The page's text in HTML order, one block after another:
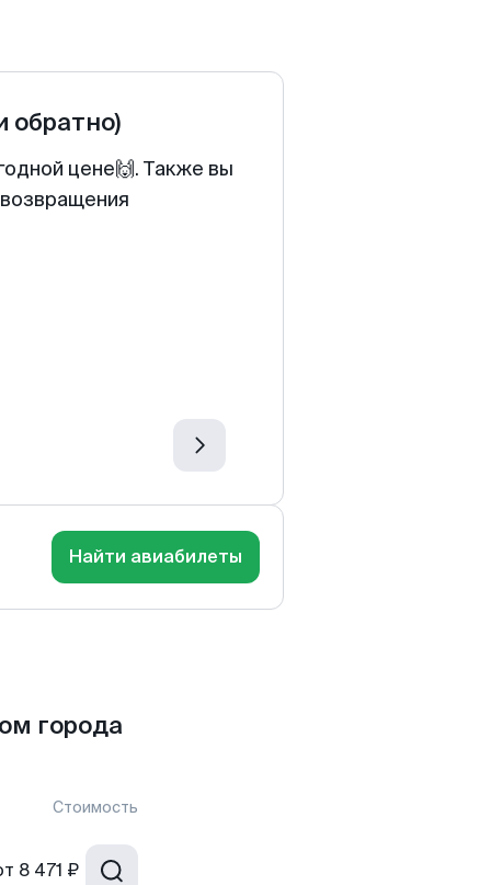
обратно)
цене🙌. Также вы
Найти авиабилеты
города
Стоимость
8 471 ₽